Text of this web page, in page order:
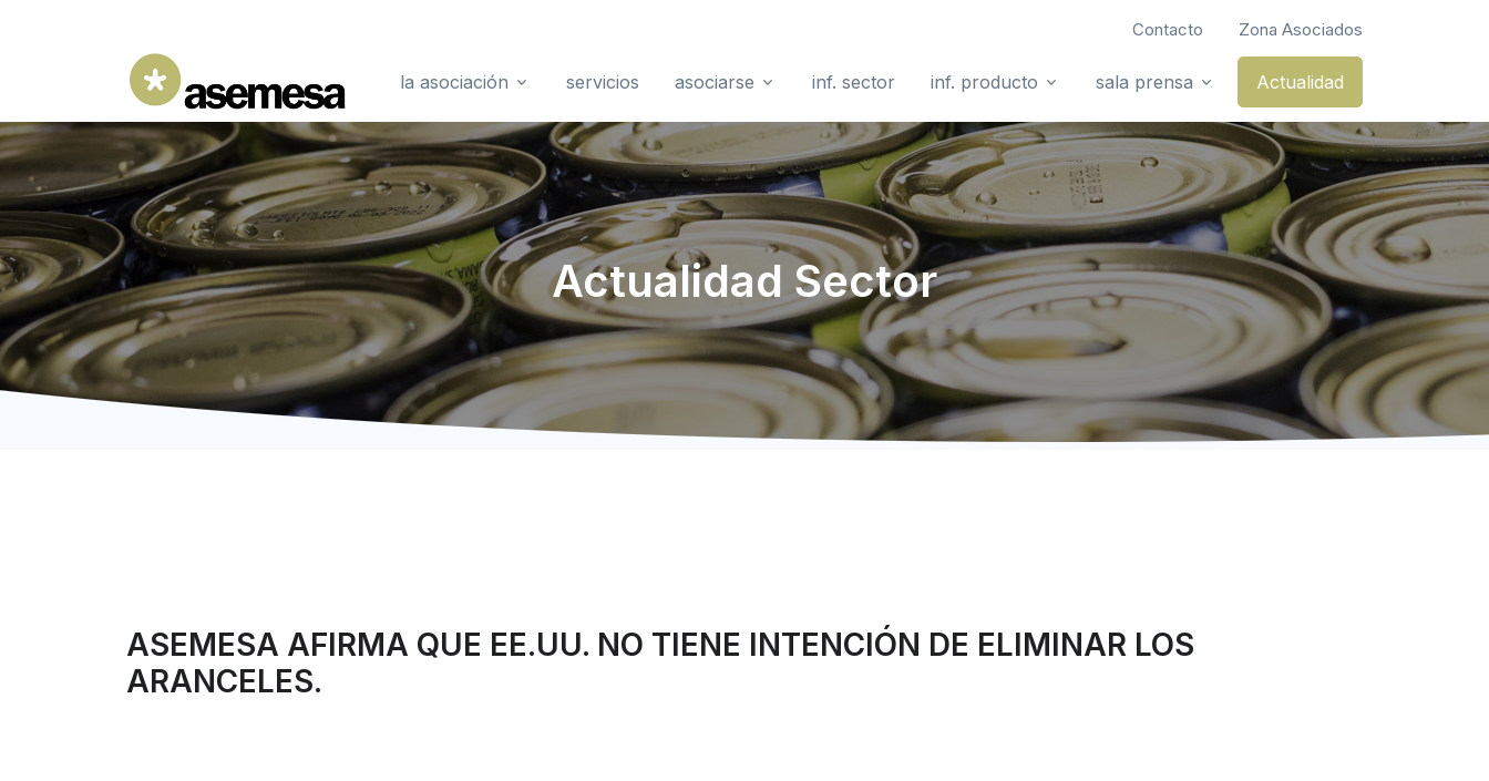
Contacto Zona Asociados
la asociación servicios asociarse inf. sector inf. producto sala prensa Actualidad
Actualidad Sector
ASEMESA AFIRMA QUE EE.UU. NO TIENE INTENCIÓN DE ELIMINAR LOS
ARANCELES.